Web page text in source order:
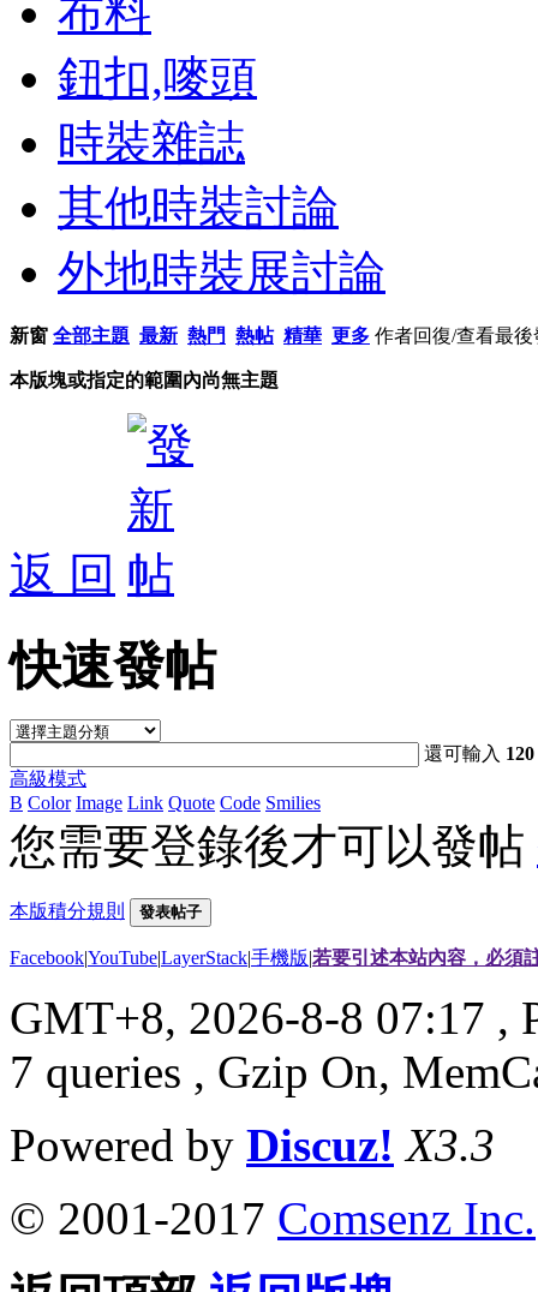
布料
鈕扣,嘜頭
時裝雜誌
其他時裝討論
外地時裝展討論
新窗 全部主題 最新 熱門 熱帖 精華 更多 作者回復/查看最後
本版塊或指定的範圍內尚無主題
返 回
快速發帖
還可輸入 120
高級模式
B Color Image Link Quote Code Smilies
您需要登錄後才可以發帖
本版積分規則 發表帖子
Facebook|YouTube|LayerStack|手機版|若要引述本站內容，必須
GMT+8, 2026-8-8 07:17 ,
7 queries , Gzip On,
Powered by Discuz! X3.3
© 2001-2017 Comsenz Inc.